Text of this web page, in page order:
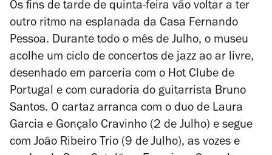
Os fins de tarde de quinta-feira vão voltar a ter
outro ritmo na esplanada da Casa Fernando
Pessoa. Durante todo o mês de Julho, o museu
acolhe um ciclo de concertos de jazz ao ar livre,
desenhado em parceria com o Hot Clube de
Portugal e com curadoria do guitarrista Bruno
Santos. O cartaz arranca com o duo de Laura
Garcia e Gonçalo Cravinho (2 de Julho) e segue
com João Ribeiro Trio (9 de Julho), as vozes e